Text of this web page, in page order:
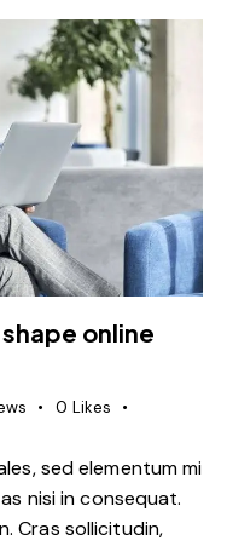
online
0 Likes
sed elementum mi
nisi in consequat.
Cras sollicitudin,